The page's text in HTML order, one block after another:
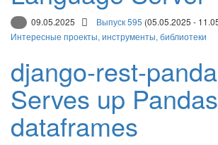
09.05.2025 Выпуск 595 (05.05.2025 -
Интересные проекты, инструменты, библиотеки
django-rest-
Serves up Pandas
dataframes